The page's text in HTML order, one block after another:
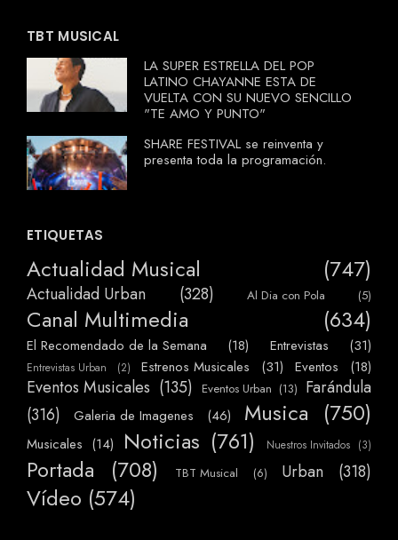
TBT MUSICAL
LA SUPER ESTRELLA DEL POP
LATINO CHAYANNE ESTA DE
VUELTA CON SU NUEVO SENCILLO
"TE AMO Y PUNTO"
SHARE FESTIVAL se reinventa y
presenta toda la programación.
ETIQUETAS
Actualidad Musical (747)
Actualidad Urban (328) Al Dia con Pola (5)
Canal Multimedia (634)
El Recomendado de la Semana (18) Entrevistas (31)
Entrevistas Urban (2) Estrenos Musicales (31) Eventos (18)
Eventos Musicales (135) Eventos Urban (13) Farándula
(316)
Galeria de Imagenes (46) Musica (750)
Musicales (14) Noticias (761) Nuestros Invitados (3)
Portada (708) TBT Musical (6) Urban (318)
Vídeo (574)